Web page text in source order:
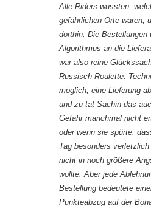
Alle Riders wussten,
gefährlichen Orte waren,
dorthin. Die Bestellungen
Algorithmus an die
war also reine
Russisch Roulette.
möglich, eine Lieferung
und zu tat Sachin das
Gefahr manchmal nicht
oder wenn sie spürte,
Tag besonders
nicht in noch größere
wollte. Aber jede
Bestellung bedeutete
Punkteabzug auf der